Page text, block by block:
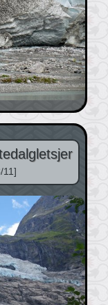
11]